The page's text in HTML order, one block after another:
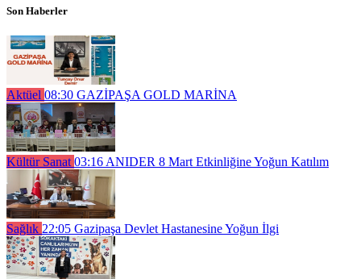
Son Haberler
Aktüel 08:30 GAZİPAŞA GOLD MARİNA
Kültür Sanat 03:16 ANIDER 8 Mart Etkinliğine Yoğun Katılım
Sağlık 22:05 Gazipaşa Devlet Hastanesine Yoğun İlgi